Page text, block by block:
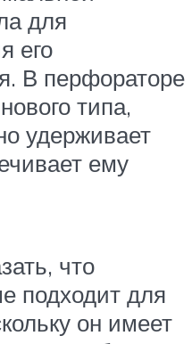
для
его
В перфораторе
типа,
удерживает
ему
что
подходит для
он имеет